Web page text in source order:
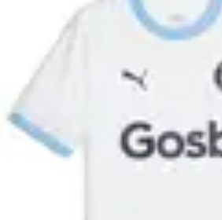
Visita Española
Consejos de Viaje
AlojamientoEstilo de Vida
Visita Española